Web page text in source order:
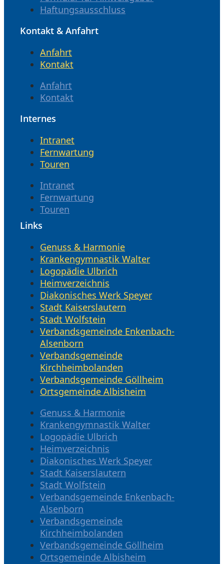
Haftungsausschluss
Kontakt & Anfahrt
Anfahrt
Kontakt
Anfahrt
Kontakt
Internes
Intranet
Fernwartung
Touren
Intranet
Fernwartung
Touren
Links
Genuss & Harmonie
Krankengymnastik Walter
Logopädie Ulbrich
Heimverzeichnis
Diakonisches Werk Speyer
Stadt Kaiserslautern
Stadt Wolfstein
Verbandsgemeinde Enkenbach-
Alsenborn
Verbandsgemeinde
Kirchheimbolanden
Verbandsgemeinde Göllheim
Ortsgemeinde Albisheim
Genuss & Harmonie
Krankengymnastik Walter
Logopädie Ulbrich
Heimverzeichnis
Diakonisches Werk Speyer
Stadt Kaiserslautern
Stadt Wolfstein
Verbandsgemeinde Enkenbach-
Alsenborn
Verbandsgemeinde
Kirchheimbolanden
Verbandsgemeinde Göllheim
Ortsgemeinde Albisheim